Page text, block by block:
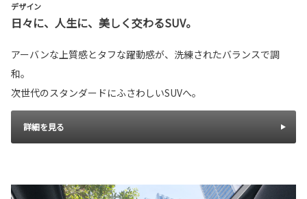
デザイン
日々に、人生に、美しく交わるSUV。
アーバンな上質感とタフな躍動感が、洗練されたバランスで調
和。
次世代のスタンダードにふさわしいSUVへ。
詳細を見る